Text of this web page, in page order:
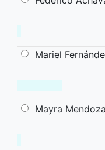
Mariel
Mayra Mendoza